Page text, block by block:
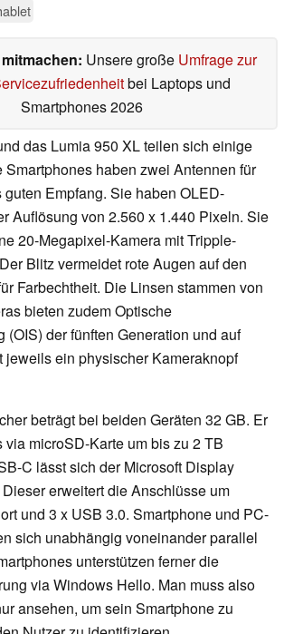
Unsere große Umfrage zur
bei Laptops und
Smartphones 2026
das Lumia 950 XL teilen sich einige
Smartphones haben zwei Antennen für
Empfang. Sie haben OLED-
Auflösung von 2.560 x 1.440 Pixeln. Sie
20-Megapixel-Kamera mit Tripple-
Blitz vermeidet rote Augen auf den
Farbechtheit. Die Linsen stammen von
bieten zudem Optische
(OIS) der fünften Generation und auf
jeweils ein physischer Kameraknopf
beträgt bei beiden Geräten 32 GB. Er
microSD-Karte um bis zu 2 TB
C lässt sich der Microsoft Display
erweitert die Anschlüsse um
und 3 x USB 3.0. Smartphone und PC-
sich unabhängig voneinander parallel
unterstützen ferner die
via Windows Hello. Man muss also
ansehen, um sein Smartphone zu